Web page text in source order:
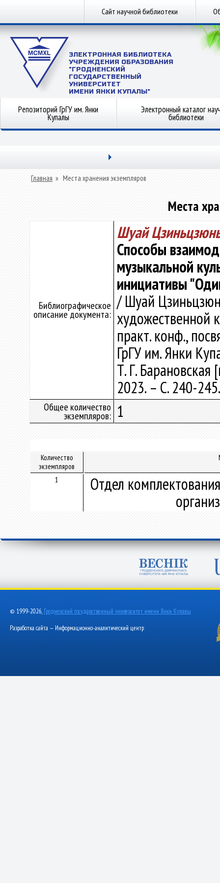
Сайт научной библиотеки
ЭЛЕКТРОННАЯ БИБЛИОТЕКА
УЧРЕЖДЕНИЯ ОБРАЗОВАНИЯ
"ГРОДНЕНСКИЙ
ГОСУДАРСТВЕННЫЙ
УНИВЕРСИТЕТ
ИМЕНИ ЯНКИ КУПАЛЫ"
Репозиторий ГрГУ им. Янки
Купалы
Электронный каталог
библиотеки
Главная » Места хранения экземпляров
Места
Библиографическое
описание документа:
Шуай
Способы
музыкальной
инициативы
/ Шуай
художественной
практ. конф.,
ГрГУ им. Янки
Т. Г.
2023. – С. 240-
Общее количество
экземпляров: 1
Количество
экземпляров
1
Отдел
© 1999-2026, Гродненский государственный университет имени Янки Купалы
Разработка сайта — Информационно-аналитический центр